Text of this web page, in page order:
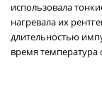
использовала
нагревала их
длительностью
время температура